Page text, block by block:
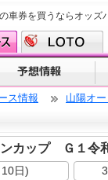
車券を買うならオッズ
ス情報 山陽オ
カップ Ｇ１令
日)